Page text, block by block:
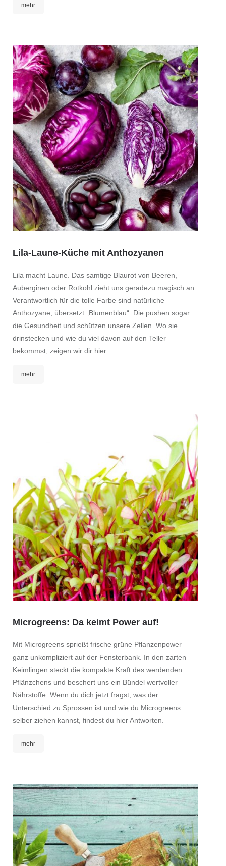
mehr
Lila-Laune-Küche mit Anthozyanen
Lila macht Laune. Das samtige Blaurot von Beeren,
Auberginen oder Rotkohl zieht uns geradezu magisch an.
Verantwortlich für die tolle Farbe sind natürliche
Anthozyane, übersetzt „Blumenblau“. Die pushen sogar
die Gesundheit und schützen unsere Zellen. Wo sie
drinstecken und wie du viel davon auf den Teller
bekommst, zeigen wir dir hier.
mehr
Microgreens: Da keimt Power auf!
Mit Microgreens sprießt frische grüne Pflanzenpower
ganz unkompliziert auf der Fensterbank. In den zarten
Keimlingen steckt die kompakte Kraft des werdenden
Pflänzchens und beschert uns ein Bündel wertvoller
Nährstoffe. Wenn du dich jetzt fragst, was der
Unterschied zu Sprossen ist und wie du Microgreens
selber ziehen kannst, findest du hier Antworten.
mehr